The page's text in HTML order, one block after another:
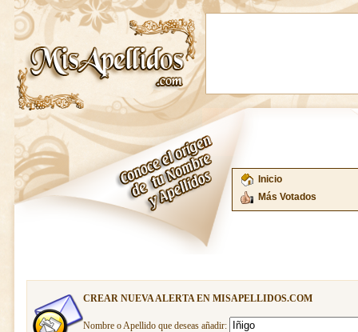
Inicio
Más Votados
CREAR NUEVA ALERTA EN MISAPELLIDOS.COM
Nombre o Apellido que deseas añadir: